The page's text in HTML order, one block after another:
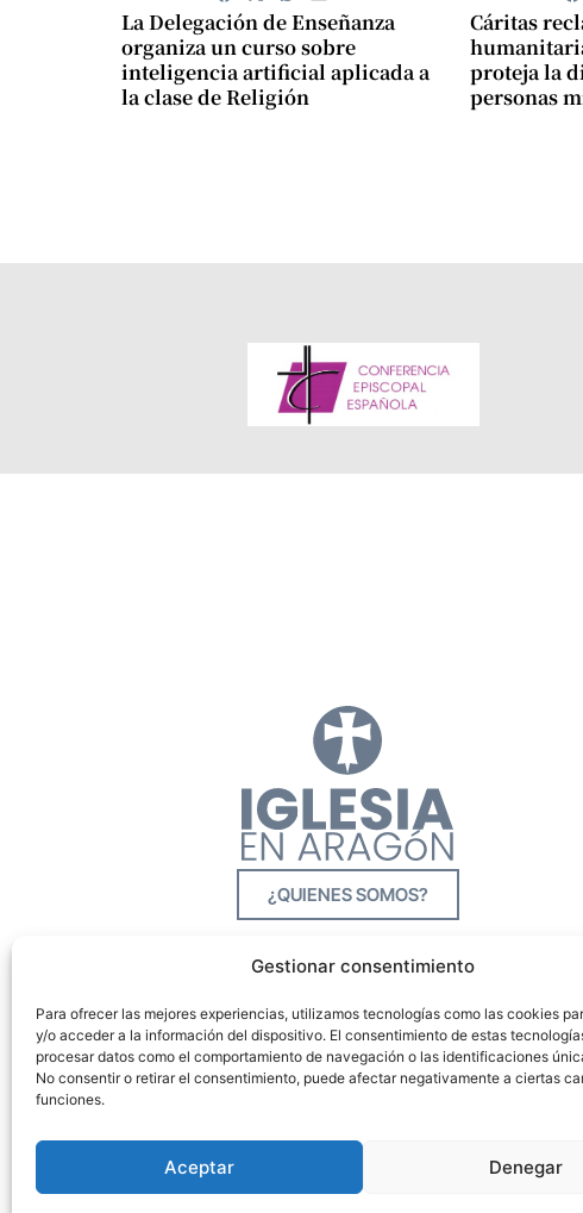
Gestionar consentimiento
Para ofrecer las mejores experiencias, utilizamos tecnologías como las cookies
y/o acceder a la información del dispositivo. El consentimiento de estas
procesar datos como el comportamiento de navegación o las identificaciones
No consentir o retirar el consentimiento, puede afectar negativamente a ciertas
funciones.
Aceptar Denegar
La Delegación de Enseñanza
organiza un curso sobre
inteligencia artificial aplicada a
la clase de Religión
Cáritas
proteja la
personas
¿QUIENES SOMOS?